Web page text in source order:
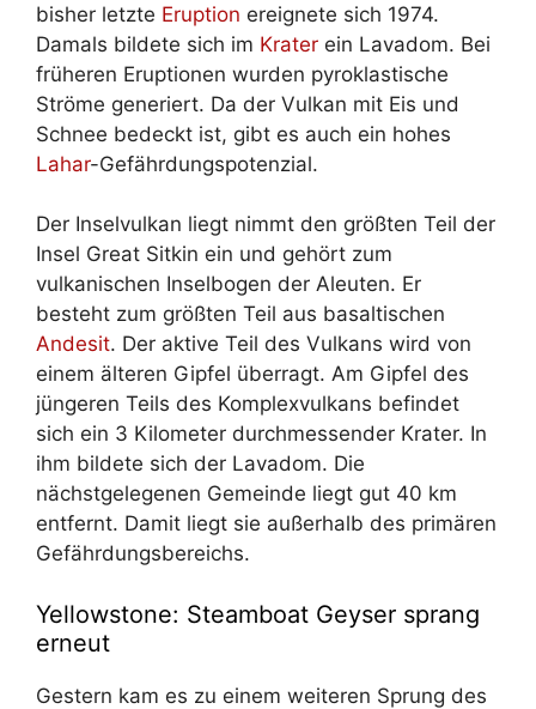
bisher letzte Eruption ereignete sich 1974.
Damals bildete sich im Krater ein Lavadom. Bei
früheren Eruptionen wurden pyroklastische
Ströme generiert. Da der Vulkan mit Eis und
Schnee bedeckt ist, gibt es auch ein hohes
Lahar-Gefährdungspotenzial.
Der Inselvulkan liegt nimmt den größten Teil der
Insel Great Sitkin ein und gehört zum
vulkanischen Inselbogen der Aleuten. Er
besteht zum größten Teil aus basaltischen
Andesit. Der aktive Teil des Vulkans wird von
einem älteren Gipfel überragt. Am Gipfel des
jüngeren Teils des Komplexvulkans befindet
sich ein 3 Kilometer durchmessender Krater. In
ihm bildete sich der Lavadom. Die
nächstgelegenen Gemeinde liegt gut 40 km
entfernt. Damit liegt sie außerhalb des primären
Gefährdungsbereichs.
Yellowstone: Steamboat Geyser sprang
erneut
Gestern kam es zu einem weiteren Sprung des